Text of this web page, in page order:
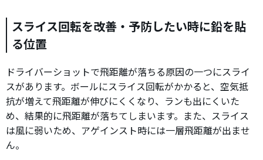
スライス回転を改善・予防したい時に鉛を貼
る位置
ドライバーショットで飛距離が落ちる原因の一つにスライ
スがあります。ボールにスライス回転がかかると、空気抵
抗が増えて飛距離が伸びにくくなり、ランも出にくいた
め、結果的に飛距離が落ちてしまいます。また、スライス
は風に弱いため、アゲインスト時には一層飛距離が出ませ
ん。